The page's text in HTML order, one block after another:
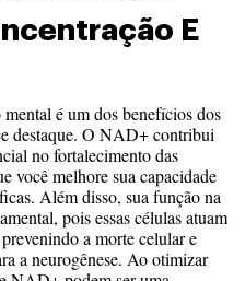
E
é um dos benefícios dos
destaque. O NAD+ contribui
no fortalecimento das
você melhore sua capacidade
Além disso, sua função na
pois essas células atuam
a morte celular e
a neurogênese. Ao otimizar